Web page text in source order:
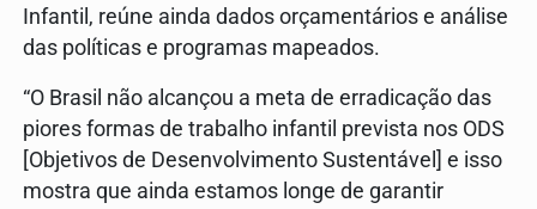
Infantil, reúne ainda dados orçamentários e análise
das políticas e programas mapeados.
“O Brasil não alcançou a meta de erradicação das
piores formas de trabalho infantil prevista nos ODS
[Objetivos de Desenvolvimento Sustentável] e isso
mostra que ainda estamos longe de garantir